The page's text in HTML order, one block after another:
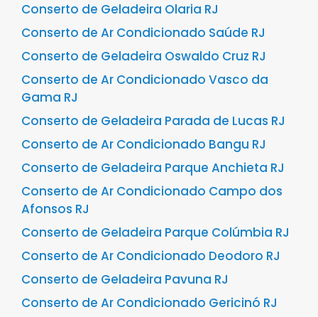
Conserto de Geladeira Olaria RJ
Conserto de Ar Condicionado Saúde RJ
Conserto de Geladeira Oswaldo Cruz RJ
Conserto de Ar Condicionado Vasco da
Gama RJ
Conserto de Geladeira Parada de Lucas RJ
Conserto de Ar Condicionado Bangu RJ
Conserto de Geladeira Parque Anchieta RJ
Conserto de Ar Condicionado Campo dos
Afonsos RJ
Conserto de Geladeira Parque Colúmbia RJ
Conserto de Ar Condicionado Deodoro RJ
Conserto de Geladeira Pavuna RJ
Conserto de Ar Condicionado Gericinó RJ